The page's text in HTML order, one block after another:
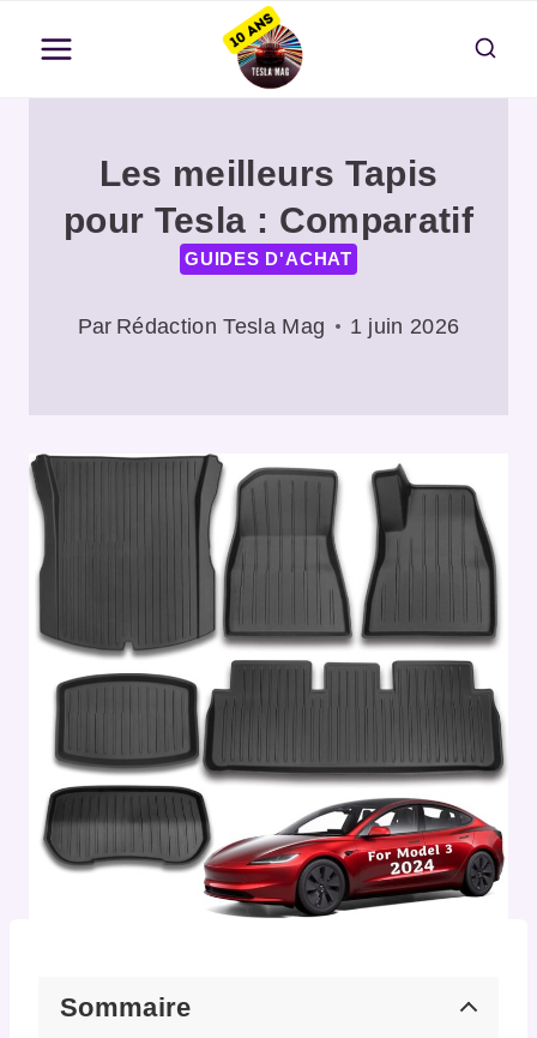
contenu
Les meilleurs Tapis
pour Tesla : Comparatif
GUIDES D'ACHAT
Par Rédaction Tesla Mag 1 juin 2026
Sommaire